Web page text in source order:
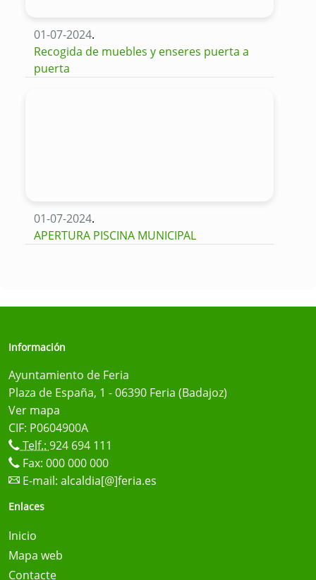
01-07-2024.
Recogida de muebles y enseres puerta a
puerta
01-07-2024.
APERTURA PISCINA MUNICIPAL
Información
Ayuntamiento de Feria
Plaza de España, 1 - 06390 Feria (Badajoz)
Ver mapa
CIF: P0604900A
Telf.: 924 694 111
Fax: 000 000 000
E-mail: alcaldia[@]feria.es
Enlaces
Inicio
Mapa web
Contacte